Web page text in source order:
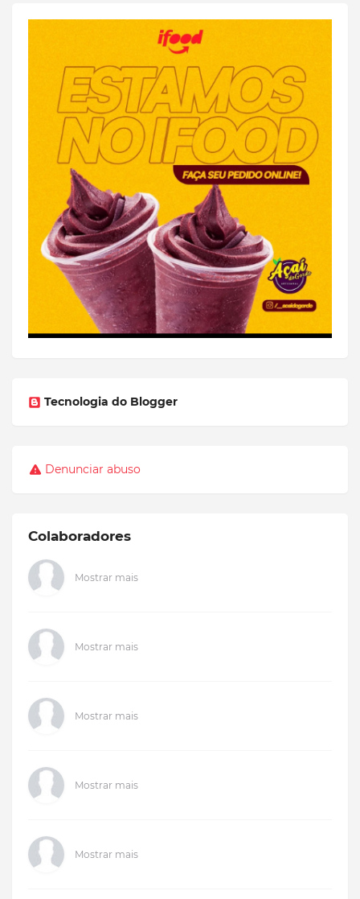
Tecnologia do Blogger
Denunciar abuso
Colaboradores
Mostrar mais
Mostrar mais
Mostrar mais
Mostrar mais
Mostrar mais